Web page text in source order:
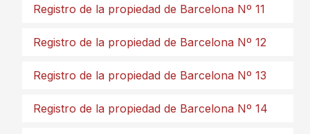
Registro de la propiedad de Barcelona Nº 11
Registro de la propiedad de Barcelona Nº 12
Registro de la propiedad de Barcelona Nº 13
Registro de la propiedad de Barcelona Nº 14